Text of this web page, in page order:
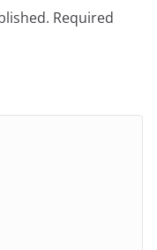
Required